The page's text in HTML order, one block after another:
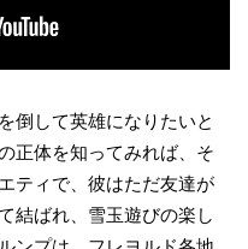
倒して英雄になりたいと
正体を知ってみれば、そ
ティで、彼はただ友達が
結ばれ、雪玉遊びの楽し